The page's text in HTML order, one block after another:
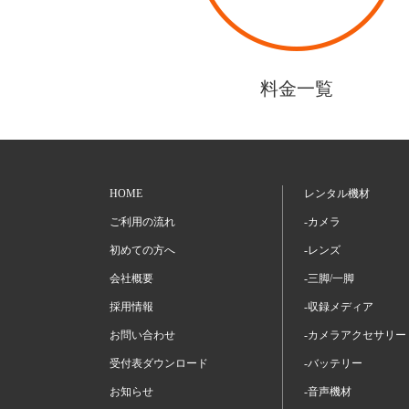
料金一覧
HOME
ご利用の流れ
初めての方へ
会社概要
採用情報
お問い合わせ
受付表ダウンロード
お知らせ
レンタル機材
-カメラ
-レンズ
-三脚/一脚
-収録メディア
-カメラアクセサリー
-バッテリー
-音声機材